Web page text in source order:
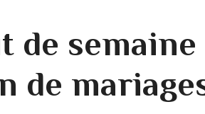
de semaine
de